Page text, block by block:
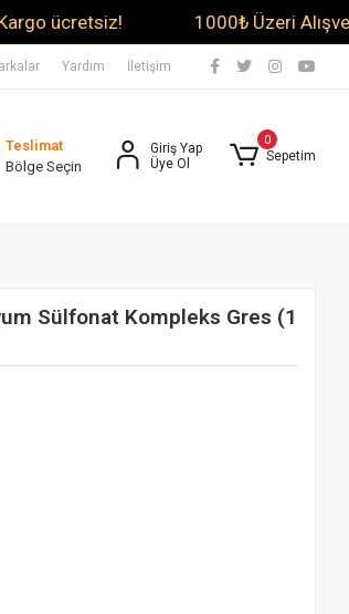
1000₺ Üzeri
Yardım İletişim
Teslimat
Bölge Seçin
Giriş Yap
Üye Ol
0
Sepetim
Sülfonat Kompleks Gres (1